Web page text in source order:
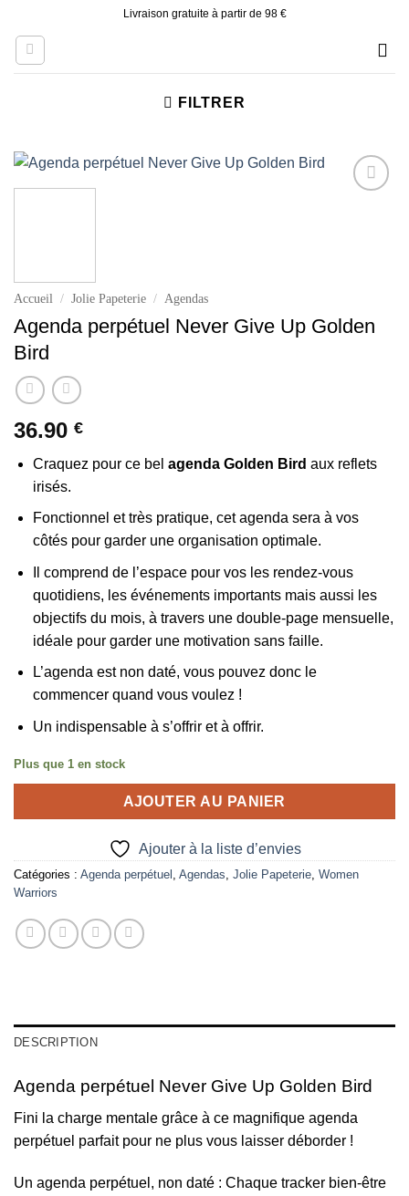
content
Livraison gratuite à partir de 98 €
FILTRER
Accueil / Jolie Papeterie / Agendas
Agenda perpétuel Never Give Up Golden
Bird
36.90 €
Craquez pour ce bel agenda Golden Bird aux reflets
irisés.
Fonctionnel et très pratique, cet agenda sera à vos
côtés pour garder une organisation optimale.
Il comprend de l’espace pour vos les rendez-vous
quotidiens, les événements importants mais aussi les
objectifs du mois, à travers une double-page mensuelle,
idéale pour garder une motivation sans faille.
L’agenda est non daté, vous pouvez donc le
commencer quand vous voulez !
Un indispensable à s’offrir et à offrir.
Plus que 1 en stock
AJOUTER AU PANIER
Ajouter à la liste d’envies
Catégories : Agenda perpétuel , Agendas, Jolie Papeterie, Women
Warriors
DESCRIPTION
Agenda perpétuel Never Give Up Golden Bird
Fini la charge mentale grâce à ce magnifique agenda
perpétuel parfait pour ne plus vous laisser déborder !
Un agenda perpétuel, non daté : Chaque tracker bien-être